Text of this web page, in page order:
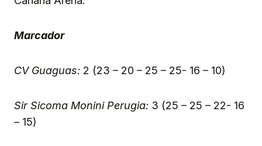
Marcador
CV Guaguas: 2 (23 – 20 – 25 – 25- 16 – 10)
Sir Sicoma Monini Perugia: 3 (25 – 25 – 22- 16
– 15)